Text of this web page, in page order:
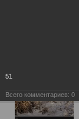
51
Всего комментариев: 0